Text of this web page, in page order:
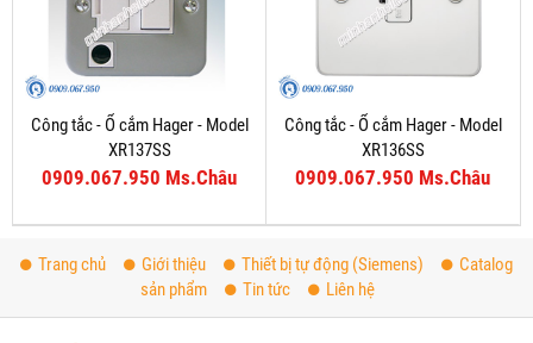
Công tắc - Ổ cắm Hager - Model
XR137SS
0909.067.950 Ms.Châu
Công tắc - Ổ cắm Hager - Model
XR136SS
0909.067.950 Ms.Châu
Trang chủ Giới thiệu Thiết bị tự động (Siemens)
Catalog
sản phẩm
Tin tức Liên hệ